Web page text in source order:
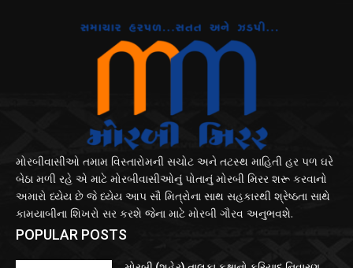
મોરબીવાસીઓ તમામ વિસ્તારોમની સચોટ અને તટસ્થ માહિતી હર પળ ઘરે
બેઠા મળી રહે એ માટે મોરબીવાસીઓનું પોતાનું મોરબી મિરર શરૂ કરવાનો
અમારો ધ્યેય છે જે ધ્યેય આપ સૌ મિત્રોના સાથ સહકારથી શ્રેષ્ઠતા સાથે
કામયાબીના શિખરો સર કરશે જેના માટે મોરબી ગૌરવ અનુભવશે.
POPULAR POSTS